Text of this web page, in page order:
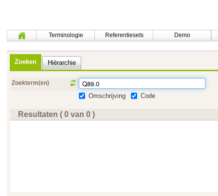
Terminologie Referentiesets Demo
Zoeken Hiërarchie
Zoekterm(en)
Omschrijving Code
Resultaten ( 0 van 0 )